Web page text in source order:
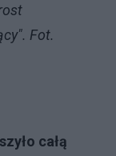
Fot.
całą